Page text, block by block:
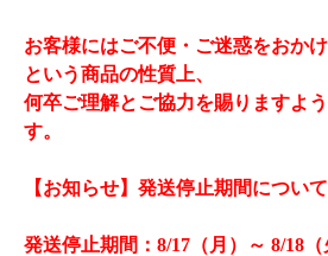
お客様にはご不便・ご迷惑をおか
という商品の性質上、
何卒ご理解とご協力を賜りますよ
す。
【お知らせ】発送停止期間について
発送停止期間：8/17（月）～ 8/18（